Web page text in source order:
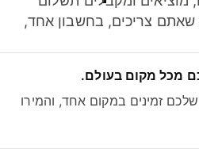
שאתם צריכים, בחשבון אחד,
מקום בעולם.
זמינים במקום אחד, והמירו